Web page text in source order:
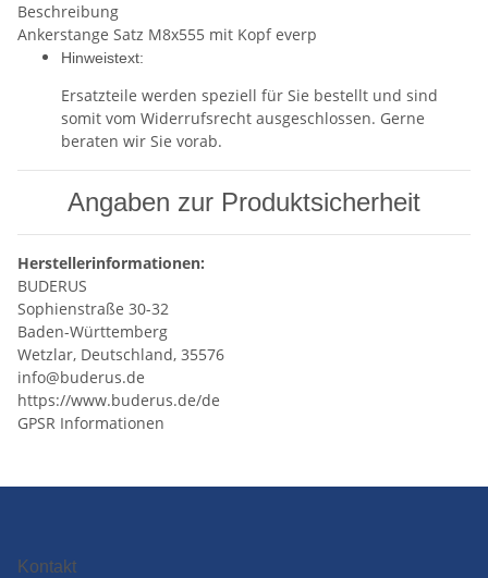
Beschreibung
Ankerstange Satz M8x555 mit Kopf everp
Hinweistext:
Ersatzteile werden speziell für Sie bestellt und sind
somit vom Widerrufsrecht ausgeschlossen. Gerne
beraten wir Sie vorab.
Angaben zur Produktsicherheit
Herstellerinformationen:
BUDERUS
Sophienstraße 30-32
Baden-Württemberg
Wetzlar, Deutschland, 35576
info@buderus.de
https://www.buderus.de/de
GPSR Informationen
Kontakt